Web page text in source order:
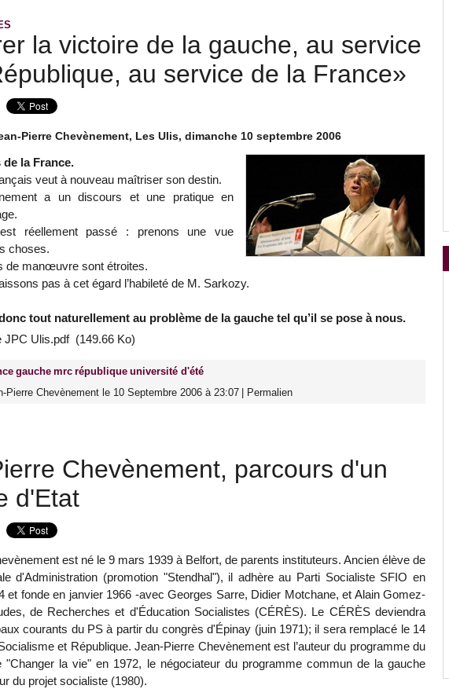
la victoire de la gauche, au service
au service de la France»
Pierre Chevènement, Les Ulis, dimanche 10 septembre 2006
de la France.
veut à nouveau maîtriser son destin.
a un discours et une pratique en
réellement passé : prenons une vue
choses.
de manœuvre sont étroites.
pas à cet égard l’habileté de M. Sarkozy.
tout naturellement au problème de la gauche tel qu’il se pose à nous.
JPC Ulis.pdf (149.66 Ko)
gauche mrc république université d'été
Pierre Chevènement le 10 Septembre 2006 à 23:07
Permalien
Chevènement, parcours d'un
d'Etat
est né le 9 mars 1939 à Belfort, de parents instituteurs. Ancien élève de
d'Administration (promotion "Stendhal"), il adhère au Parti Socialiste SFIO en
et fonde en janvier 1966 -avec Georges Sarre, Didier Motchane, et Alain Gomez-
de Recherches et d'Éducation Socialistes (CÉRÈS). Le CÉRÈS deviendra
courants du PS à partir du congrès d'Épinay (juin 1971); il sera remplacé le 14
et République. Jean-Pierre Chevènement est l’auteur du programme du
"Changer la vie" en 1972, le négociateur du programme commun de la gauche
du projet socialiste (1980).